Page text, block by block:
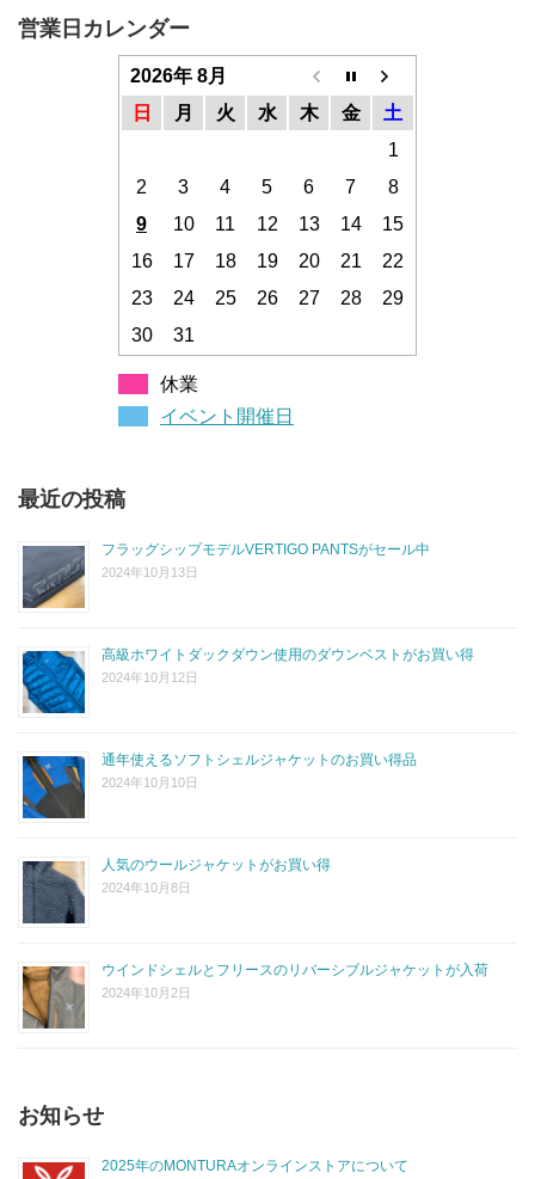
営業日カレンダー
2026年 8月
日
月 火 水 木 金
土
1
2
3 4 5 6 7
8
9
10 11 12 13 14
15
16
17 18 19 20 21
22
23
24 25 26 27 28
29
30
31
休業
イベント開催日
最近の投稿
フラッグシップモデルVERTIGO PANTSがセール中
2024年10月13日
高級ホワイトダックダウン使用のダウンベストがお買い得
2024年10月12日
通年使えるソフトシェルジャケットのお買い得品
2024年10月10日
人気のウールジャケットがお買い得
2024年10月8日
ウインドシェルとフリースのリバーシブルジャケットが入荷
2024年10月2日
お知らせ
2025年のMONTURAオンラインストアについて